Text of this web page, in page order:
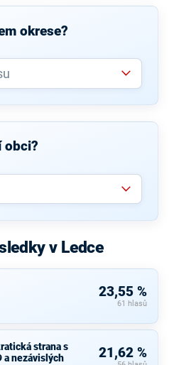
okrese?
obci?
v Ledce
23,55 %
61 hlasů
strana s
a nezávislých
21,62 %